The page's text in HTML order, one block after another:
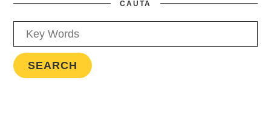
CAUTA